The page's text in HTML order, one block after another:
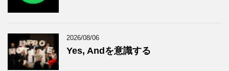
2026/08/06
Yes, Andを意識する